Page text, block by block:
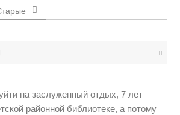
на заслуженный отдых, 7 лет
районной библиотеке, а потому